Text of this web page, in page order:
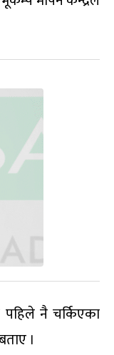
नै चर्किएका
।